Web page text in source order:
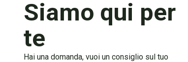
Siamo qui per
te
Hai una domanda, vuoi un consiglio sul tuo